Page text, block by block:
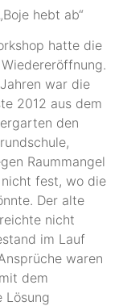
hebt ab“
hatte die
war die
2012 aus dem
den
Raummangel
fest, wo die
Der alte
nicht
im Lauf
waren
dem
Lösung